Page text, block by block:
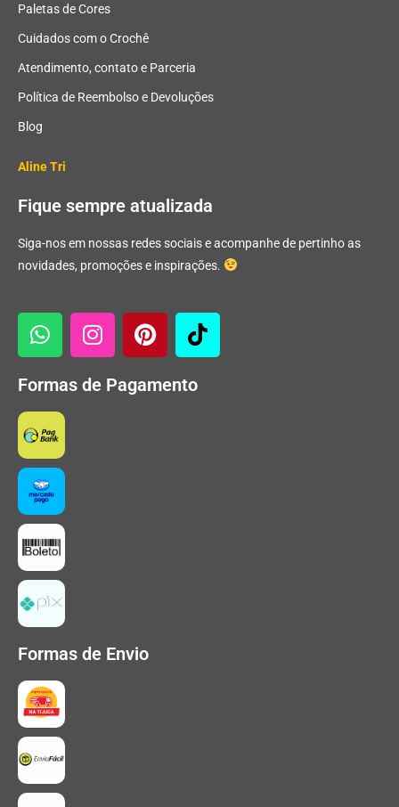
Paletas de Cores
Cuidados com o Crochê
Atendimento, contato e Parceria
Política de Reembolso e Devoluções
Blog
Aline Tri
Fique sempre atualizada
Siga-nos em nossas redes sociais e acompanhe de pertinho as
novidades, promoções e inspirações.
Formas de Pagamento
Formas de Envio